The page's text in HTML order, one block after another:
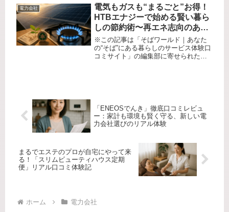
きがあって管理が大変。どうせなら節
約しながらポイントも貯められたら...
電力会社
電気もガスも“まるごと”お得！
HTBエナジーで始める賢い暮ら
しの節約術〜再エネ志向のあな
たへ〜
※この記事は「そばワールド｜あなた
の“そば”にある暮らしのサービス体験口
コミサイト」の編集部に寄せられた各
「ENEOSでんき」徹底口コミレビュ
ー：家計も環境も賢く守る、新しい電
力会社選びのリアル体験
まるでエステのプロが自宅にやって来
る！「スリムビューティハウス定期
便」リアル口コミ体験記
ホーム 電力会社